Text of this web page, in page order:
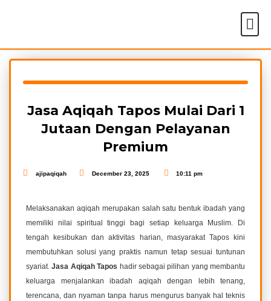
Jasa Aqiqah Tapos Mulai Dari 1
Jutaan Dengan Pelayanan
Premium
ajipaqiqah December 23, 2025 10:11 pm
Melaksanakan aqiqah merupakan salah satu bentuk ibadah yang
memiliki nilai spiritual tinggi bagi setiap keluarga Muslim. Di
tengah kesibukan dan aktivitas harian, masyarakat Tapos kini
membutuhkan solusi yang praktis namun tetap sesuai tuntunan
syariat.Jasa Aqiqah Tapos hadir sebagai pilihan yang membantu
keluarga menjalankan ibadah aqiqah dengan lebih tenang,
terencana, dan nyaman tanpa harus mengurus banyak hal teknis